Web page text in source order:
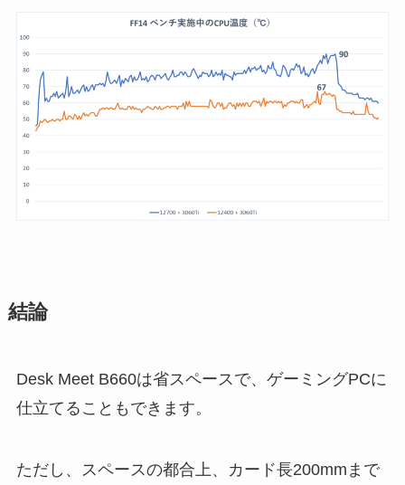
結論
Desk Meet B660は省スペースで、ゲーミングPCに
仕立てることもできます。
ただし、スペースの都合上、カード長200mmまで